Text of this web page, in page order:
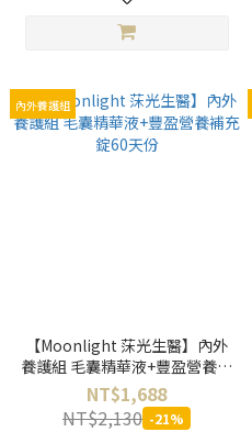
內外養護組
【Moonlight 莯光生醫】內外
養護組 毛囊精華液+豐盈營養補
充錠60天份
NT$1,688
NT$2,130 -21%